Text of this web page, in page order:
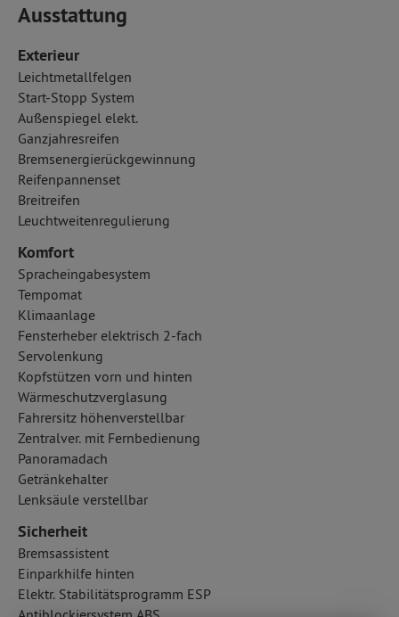
Ausstattung
Exterieur
Leichtmetallfelgen
Start-Stopp System
Außenspiegel elekt.
Ganzjahresreifen
Bremsenergierückgewinnung
Reifenpannenset
Breitreifen
Leuchtweitenregulierung
Komfort
Spracheingabesystem
Tempomat
Klimaanlage
Fensterheber elektrisch 2-fach
Servolenkung
Kopfstützen vorn und hinten
Wärmeschutzverglasung
Fahrersitz höhenverstellbar
Zentralver. mit Fernbedienung
Panoramadach
Getränkehalter
Lenksäule verstellbar
Sicherheit
Bremsassistent
Einparkhilfe hinten
Elektr. Stabilitätsprogramm ESP